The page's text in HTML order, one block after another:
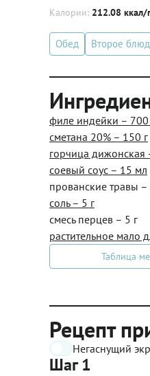
Калории: 212.08 ккал/
Обед Второе
филе индейки – 700
сметана 20% – 150 г
горчица дижонская
соевый соус – 15 мл
прованские травы –
соль – 5 г
смесь перцев – 5 г
растительное мало
Таблица
Рецепт
Негаснущий
Шаг 1